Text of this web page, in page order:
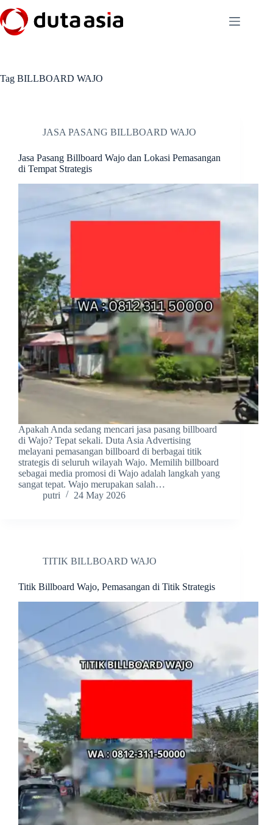
to
content
Tag BILLBOARD WAJO
JASA PASANG BILLBOARD WAJO
Jasa Pasang Billboard Wajo dan Lokasi Pemasangan
di Tempat Strategis
Apakah Anda sedang mencari jasa pasang billboard
di Wajo? Tepat sekali. Duta Asia Advertising
melayani pemasangan billboard di berbagai titik
strategis di seluruh wilayah Wajo. Memilih billboard
sebagai media promosi di Wajo adalah langkah yang
sangat tepat. Wajo merupakan salah…
putri
24 May 2026
TITIK BILLBOARD WAJO
Titik Billboard Wajo, Pemasangan di Titik Strategis